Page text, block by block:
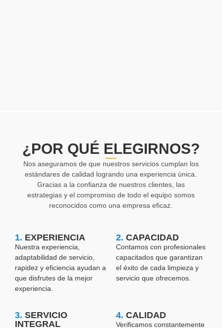
¿POR QUÉ ELEGIRNOS?
Nos aseguramos de que nuestros servicios cumplan los
estándares de calidad logrando una experiencia única.
Gracias a la confianza de nuestros clientes, las
estrategias y el compromiso de todo el equipo somos
reconocidos como una empresa eficaz.
1. EXPERIENCIA
Nuestra experiencia,
adaptabilidad de servicio,
rapidez y eficiencia ayudan a
que disfrutes de la mejor
experiencia.
2. CAPACIDAD
Contamos con profesionales
capacitados que garantizan
el éxito de cada limpieza y
servicio que ofrecemos.
3. SERVICIO
INTEGRAL
4. CALIDAD
Verificamos constantemente